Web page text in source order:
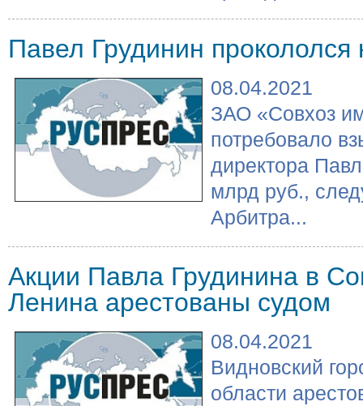
Павел Грудинин прокололся
08.04.2021
ЗАО «Совхоз
потребовало
директора
млрд руб.,
Арбитра...
Акции Павла Грудинина в
Ленина арестованы судом
08.04.2021
Видновский
области